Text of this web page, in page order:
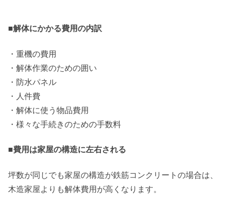
■解体にかかる費用の内訳
・重機の費用
・解体作業のための囲い
・防水パネル
・人件費
・解体に使う物品費用
・様々な手続きのための手数料
■費用は家屋の構造に左右される
坪数が同じでも家屋の構造が鉄筋コンクリートの場合は、
木造家屋よりも解体費用が高くなります。